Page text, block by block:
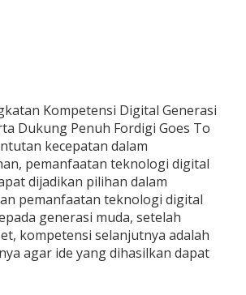
Kompetensi Digital Generasi
Dukung Penuh Fordigi Goes To
kecepatan dalam
pemanfaatan teknologi digital
dijadikan pilihan dalam
pemanfaatan teknologi digital
generasi muda, setelah
kompetensi selanjutnya adalah
agar ide yang dihasilkan dapat